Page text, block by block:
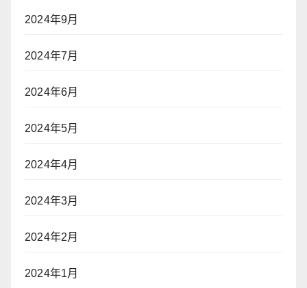
2024年9月
2024年7月
2024年6月
2024年5月
2024年4月
2024年3月
2024年2月
2024年1月